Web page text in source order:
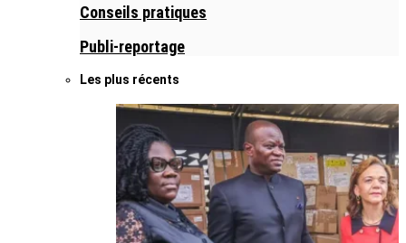
Conseils pratiques
Publi-reportage
Les plus récents